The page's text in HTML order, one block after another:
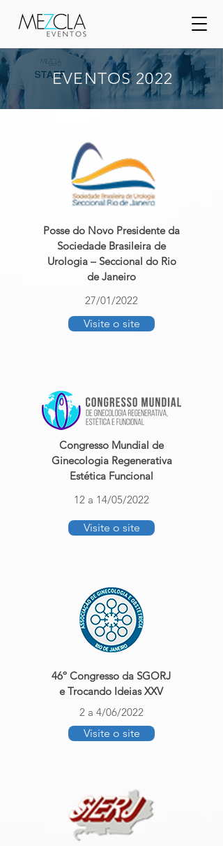
EVENTOS 2022
Posse do Novo Presidente da
Sociedade Brasileira de
Urologia – Seccional do Rio
de Janeiro
27/01/2022
Visite o site
Congresso Mundial de
Ginecologia Regenerativa
Estética Funcional
12 a 14/05/2022
Visite o site
46º Congresso da SGORJ
e Trocando Ideias XXV
2 a 4/06/2022
Visite o site